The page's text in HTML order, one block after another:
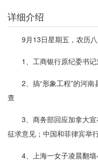
详细介绍
9月13日星期五，农历
1、工商银行原纪委书
2、搞“形象工程”的河
查
3、商务部回应加拿大
征求意见；中国和菲律宾举
4、上海一女子凌晨翻